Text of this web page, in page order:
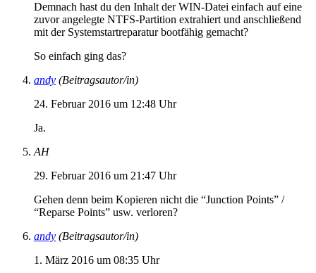
Demnach hast du den Inhalt der WIN-Datei einfach auf eine
zuvor angelegte NTFS-Partition extrahiert und anschließend
mit der Systemstartreparatur bootfähig gemacht?
So einfach ging das?
andy (Beitragsautor/in)
24. Februar 2016 um 12:48 Uhr
Ja.
AH
29. Februar 2016 um 21:47 Uhr
Gehen denn beim Kopieren nicht die “Junction Points” /
“Reparse Points” usw. verloren?
andy (Beitragsautor/in)
1. März 2016 um 08:35 Uhr